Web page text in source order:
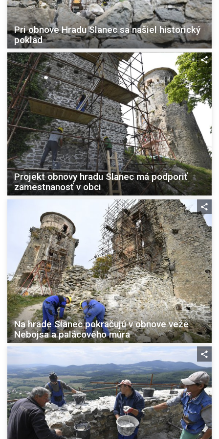
Pri obnove Hradu Slanec sa našiel historický
poklad
Projekt obnovy hradu Slanec má podporiť
zamestnanosť v obci
Na hrade Slanec pokračujú v obnove veže
Nebojsa a palácového múra